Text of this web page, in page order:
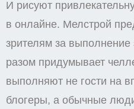
И рисуют
в онлайне. Мелстрой
зрителям за
разом придумывает
выполняют не гости на
блогеры, а обычные